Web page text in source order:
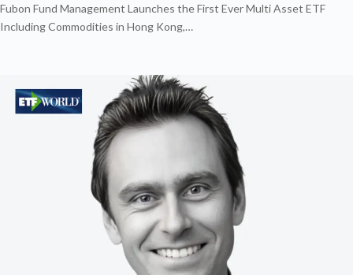
Fubon Fund Management Launches the First Ever Multi Asset ETF
Including Commodities in Hong Kong,…